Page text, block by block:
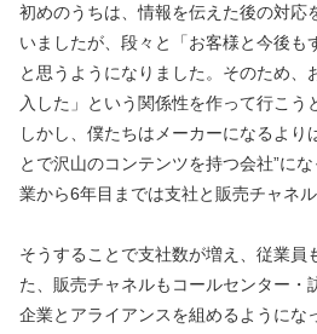
初めのうちは、情報を伝えた後の対応
いましたが、段々と「お客様と今後も
と思うようになりました。そのため、
入した」という関係性を作って行こう
しかし、僕たちはメーカーになるより
とで沢山のコンテンツを持つ会社”に
業から6年目までは支社と販売チャネ
そうすることで支社数が増え、従業員
た、販売チャネルもコールセンター・
企業とアライアンスを組めるようにな